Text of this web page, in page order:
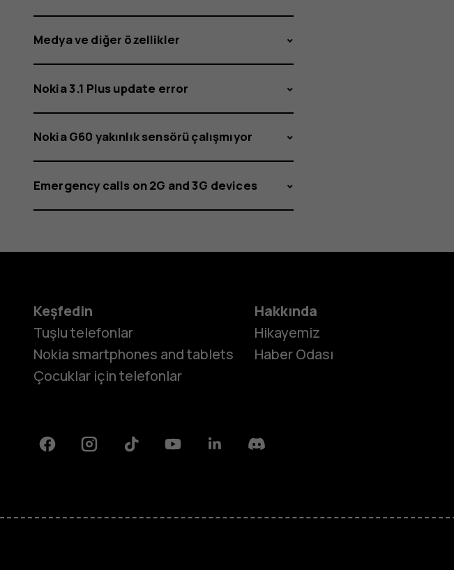
Medya ve diğer özellikler
Nokia 3.1 Plus update error
Nokia G60 yakınlık sensörü çalışmıyor
Emergency calls on 2G and 3G devices
Keşfedin
Tuşlu telefonlar
Nokia smartphones and tablets
Çocuklar için telefonlar
Hakkında
Hikayemiz
Haber Odası
FacebookInstagramTiktok YoutubeLinkedinDiscord